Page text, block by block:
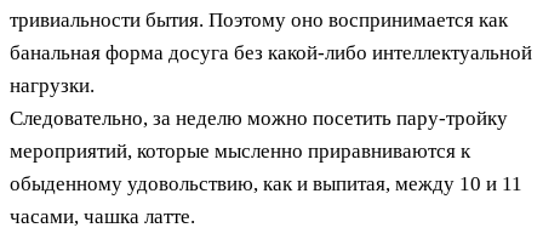
тривиальности бытия. Поэтому оно воспринимается как
банальная форма досуга без какой-либо интеллектуальной
нагрузки.
Следовательно, за неделю можно посетить пару-тройку
мероприятий, которые мысленно приравниваются к
обыденному удовольствию, как и выпитая, между 10 и 11
часами, чашка латте.